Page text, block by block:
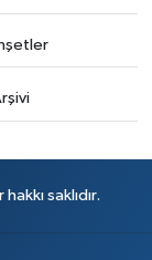
saklıdır.